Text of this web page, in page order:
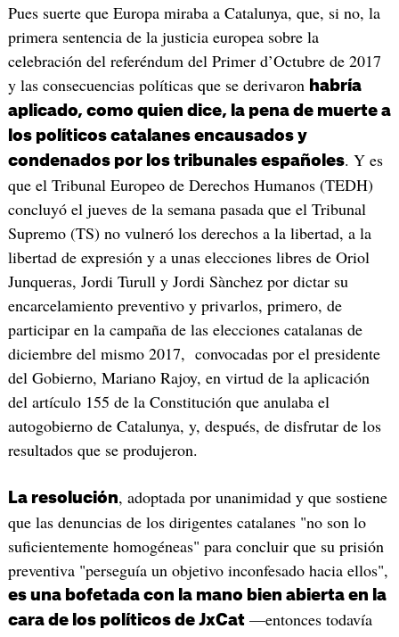
Pues suerte que Europa miraba a Catalunya, que, si no, la
primera sentencia de la justicia europea sobre la
celebración del referéndum del Primer d’Octubre de 2017
y las consecuencias políticas que se derivaron habría
aplicado, como quien dice, la pena de muerte a
los políticos catalanes encausados y
condenados por los tribunales españoles. Y es
que el Tribunal Europeo de Derechos Humanos (TEDH)
concluyó el jueves de la semana pasada que el Tribunal
Supremo (TS) no vulneró los derechos a la libertad, a la
libertad de expresión y a unas elecciones libres de Oriol
Junqueras, Jordi Turull y Jordi Sànchez por dictar su
encarcelamiento preventivo y privarlos, primero, de
participar en la campaña de las elecciones catalanas de
diciembre del mismo 2017, convocadas por el presidente
del Gobierno, Mariano Rajoy, en virtud de la aplicación
del artículo 155 de la Constitución que anulaba el
autogobierno de Catalunya, y, después, de disfrutar de los
resultados que se produjeron.
La resolución, adoptada por unanimidad y que sostiene
que las denuncias de los dirigentes catalanes "no son lo
suficientemente homogéneas" para concluir que su prisión
preventiva "perseguía un objetivo inconfesado hacia ellos",
es una bofetada con la mano bien abierta en la
cara de los políticos de JxCat—entonces todavía